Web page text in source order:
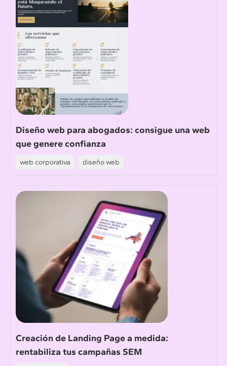
Diseño web para abogados: consigue una web
que genere confianza
web corporativa diseño web
Creación de Landing Page a medida:
rentabiliza tus campañas SEM